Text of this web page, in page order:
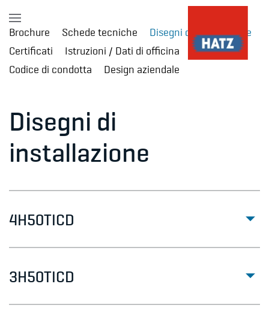
Skip to main content
Brochure Schede tecniche
Disegni di installazione
Certificati
Istruzioni / Dati di officina
Codice di condotta
Design aziendale
Disegni di
installazione
4H50TICD
3H50TICD